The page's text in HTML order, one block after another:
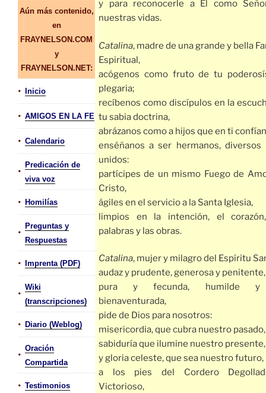
Aún más contenido,
en
FRAYNELSON.COM
y
FRAYNELSON.NET:
• Inicio
• AMIGOS EN LA FE
• Calendario
•
Predicación de
viva voz
• Homilías
•
Preguntas y
Respuestas
• Imprenta (PDF)
•
Wiki
(transcripciones)
• Diario (Weblog)
•
Oración
Compartida
• Testimonios
y para reconocerle a Él como
nuestras vidas.
Catalina, madre de una grande y bella
Espiritual,
acógenos como fruto de tu
plegaria;
recíbenos como discípulos en la
tu sabia doctrina,
abrázanos como a hijos que en ti
enséñanos a ser hermanos, diversos
unidos:
partícipes de un mismo Fuego de
Cristo,
ágiles en el servicio a la Santa Iglesia,
limpios en la intención, el
palabras y las obras.
Catalina, mujer y milagro del Espíritu
audaz y prudente, generosa y penitente,
pura y fecunda, humilde
bienaventurada,
pide de Dios para nosotros:
misericordia, que cubra nuestro pasado,
sabiduría que ilumine nuestro presente,
y gloria celeste, que sea nuestro futuro,
a los pies del Cordero
Victorioso,